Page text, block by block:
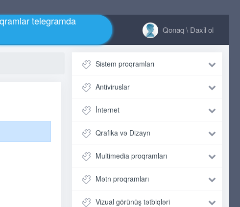
telegramda
Qonaq \ Daxil ol
Sistem proqramları
Antiviruslar
İnternet
Qrafika və Dizayn
Multimedia proqramları
Mətn proqramları
Vizual görünüş tətbiqləri